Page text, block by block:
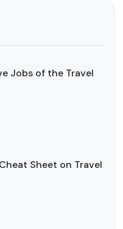
Jobs of the Travel
Sheet on Travel